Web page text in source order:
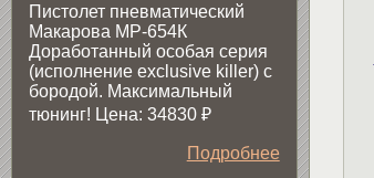
Пистолет пневматический
Макарова МР-654К
Доработанный особая серия
(исполнение exclusive killer) с
бородой. Максимальный
тюнинг! Цена: 34830 ₽
Подробнее